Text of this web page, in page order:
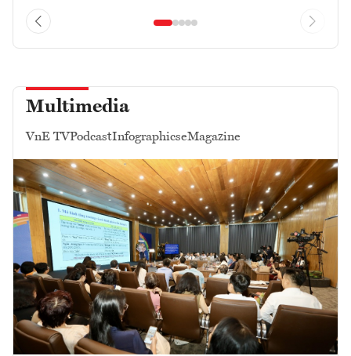
Multimedia
VnE TVPodcastInfographicseMagazine